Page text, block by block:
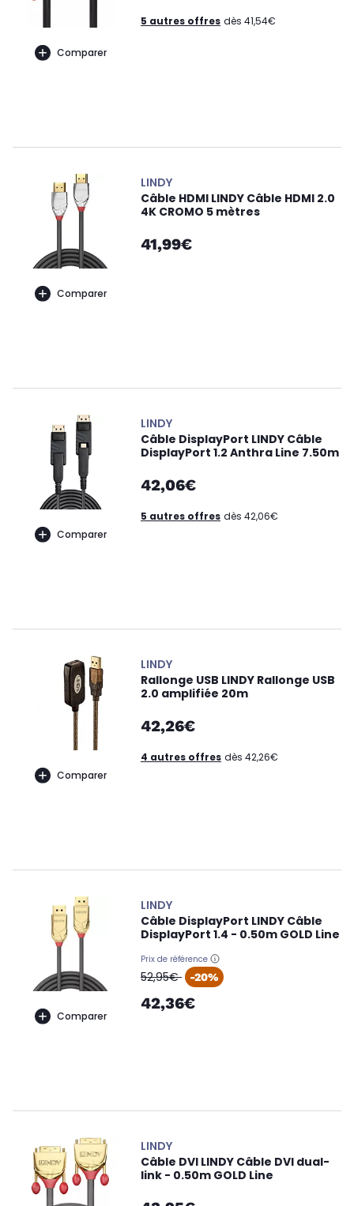
Comparer
5 autres offres dès 41,54€
Comparer
LINDY
Câble HDMI LINDY Câble HDMI 2.0
4K CROMO 5 mètres
41,99€
Comparer
LINDY
Câble DisplayPort LINDY Câble
DisplayPort 1.2 Anthra Line 7.50m
42,06€
5 autres offres dès 42,06€
Comparer
LINDY
Rallonge USB LINDY Rallonge USB
2.0 amplifiée 20m
42,26€
4 autres offres dès 42,26€
Comparer
LINDY
Câble DisplayPort LINDY Câble
DisplayPort 1.4 - 0.50m GOLD Line
Prix de référence
oldPrice
52,95€ -20%
42,36€
LINDY
Câble DVI LINDY Câble DVI dual-
link - 0.50m GOLD Line